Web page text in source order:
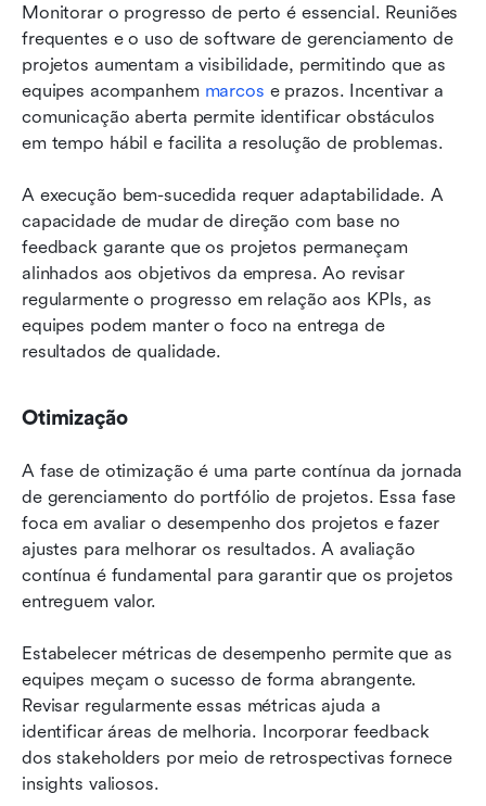
Monitorar o progresso de perto é essencial. Reuniões
frequentes e o uso de software de gerenciamento de
projetos aumentam a visibilidade, permitindo que as
equipes acompanhem marcos e prazos. Incentivar a
comunicação aberta permite identificar obstáculos
em tempo hábil e facilita a resolução de problemas.
A execução bem-sucedida requer adaptabilidade. A
capacidade de mudar de direção com base no
feedback garante que os projetos permaneçam
alinhados aos objetivos da empresa. Ao revisar
regularmente o progresso em relação aos KPIs, as
equipes podem manter o foco na entrega de
resultados de qualidade.
Otimização
A fase de otimização é uma parte contínua da jornada
de gerenciamento do portfólio de projetos. Essa fase
foca em avaliar o desempenho dos projetos e fazer
ajustes para melhorar os resultados. A avaliação
contínua é fundamental para garantir que os projetos
entreguem valor.
Estabelecer métricas de desempenho permite que as
equipes meçam o sucesso de forma abrangente.
Revisar regularmente essas métricas ajuda a
identificar áreas de melhoria. Incorporar feedback
dos stakeholders por meio de retrospectivas fornece
insights valiosos.